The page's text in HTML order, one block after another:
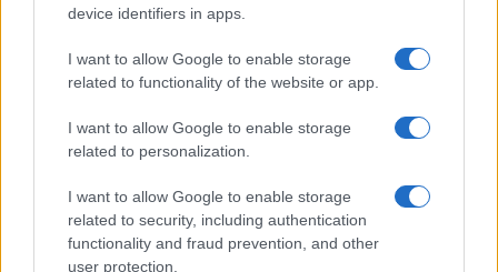
device identifiers in apps.
I want to allow Google to enable storage
related to functionality of the website or app.
I want to allow Google to enable storage
related to personalization.
I want to allow Google to enable storage
related to security, including authentication
functionality and fraud prevention, and other
user protection.